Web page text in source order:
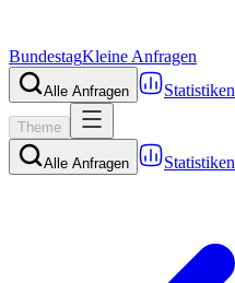
BundestagKleine Anfragen
Alle Anfragen Statistiken
Theme
Alle Anfragen Statistiken